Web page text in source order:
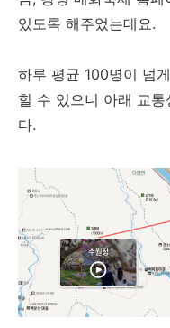
있도록 해주었는데요.
하루 평균 100명이 넘
힐 수 있으니 아래 교
다.